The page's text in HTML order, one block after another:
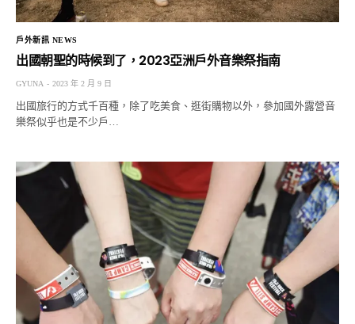
戶外新訊 NEWS
出國朝聖的時候到了，2023亞洲戶外音樂祭指南
GYUNA 2023 年 2 月 9 日
出國旅行的方式千百種，除了吃美食、逛街購物以外，參加國外露營音
樂祭似乎也是不少戶…